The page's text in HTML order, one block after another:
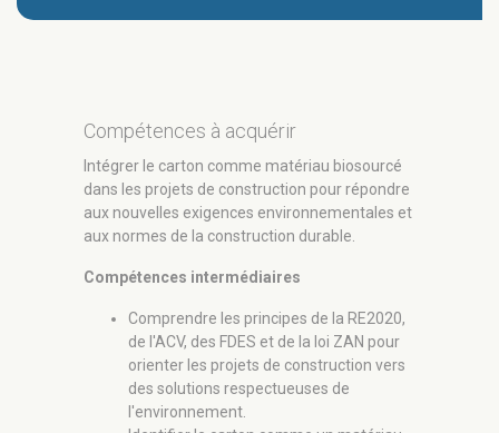
Compétences à acquérir
Intégrer le carton comme matériau biosourcé
dans les projets de construction pour répondre
aux nouvelles exigences environnementales et
aux normes de la construction durable.
Compétences intermédiaires
Comprendre les principes de la RE2020,
de l'ACV, des FDES et de la loi ZAN pour
orienter les projets de construction vers
des solutions respectueuses de
l'environnement.